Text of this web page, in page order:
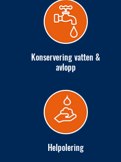
Konservering vatten &
avlopp
Helpolering